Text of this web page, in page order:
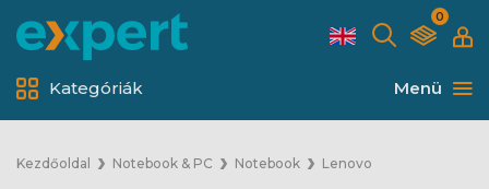
0
Menü
Kategóriák
Kezdőoldal Notebook & PC Notebook Lenovo